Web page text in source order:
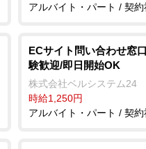
アルバイト・パート / 契
ECサイト問い合わせ窓
験歓迎/即日開始OK
株式会社ベルシステム24
時給1,250円
アルバイト・パート / 契